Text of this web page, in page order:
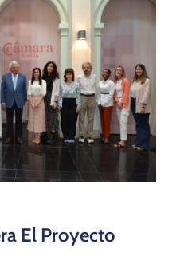
El Proyecto